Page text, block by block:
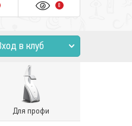
0
в клуб
Для профи